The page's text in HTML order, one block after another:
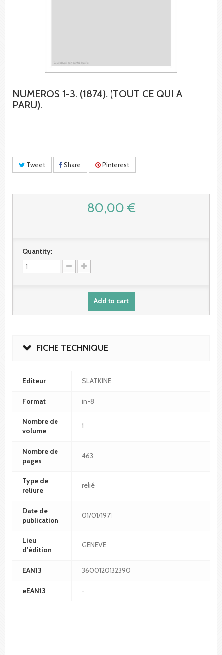
NUMEROS 1-3. (1874). (TOUT CE QUI A
PARU).
Tweet Share Pinterest
80,00 €
Quantity:
Add to cart
FICHE TECHNIQUE
Editeur SLATKINE
Format in-8
Nombre de
volume
1
Nombre de
pages
463
Type de
reliure
relié
Date de
publication
01/01/1971
Lieu
d'édition
GENEVE
EAN13 3600120132390
eEAN13 -